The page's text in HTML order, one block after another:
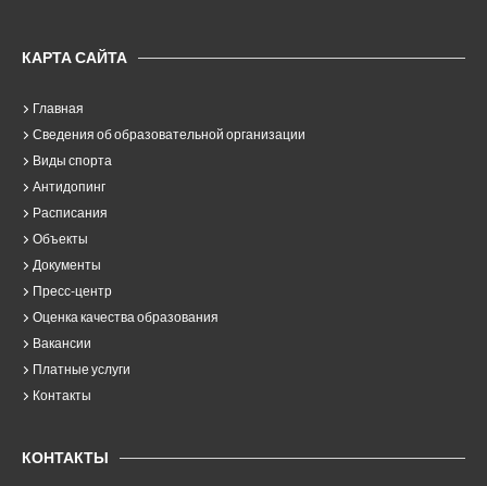
КАРТА САЙТА
Главная
Сведения об образовательной организации
Виды спорта
Антидопинг
Расписания
Объекты
Документы
Пресс-центр
Оценка качества образования
Вакансии
Платные услуги
Контакты
КОНТАКТЫ